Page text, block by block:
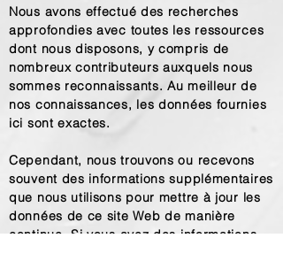
Nous avons effectué des recherches
approfondies avec toutes les ressources
dont nous disposons, y compris de
nombreux contributeurs auxquels nous
sommes reconnaissants. Au meilleur de
nos connaissances, les données fournies
ici sont exactes.
Cependant, nous trouvons ou recevons
souvent des informations supplémentaires
que nous utilisons pour mettre à jour les
données de ce site Web de manière
continue. Si vous avez des informations